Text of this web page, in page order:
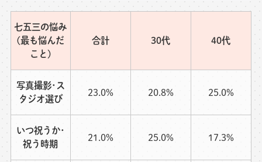
七五三の悩み
(最も悩んだ
こと)
合計 30代 40代
写真撮影･ス
タジオ選び
23.0% 20.8% 25.0%
いつ祝うか･
祝う時期
21.0% 25.0% 17.3%